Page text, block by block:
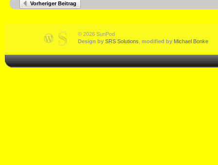
Vorheriger Beitrag
© 2026 SunPod
Design by SRS Solutions modified by Michael Bonke